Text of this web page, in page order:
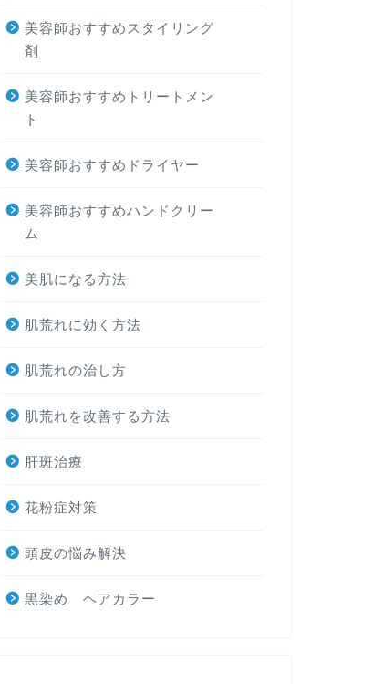
美容師おすすめスタイリング
剤
美容師おすすめトリートメン
ト
美容師おすすめドライヤー
美容師おすすめハンドクリー
ム
美肌になる方法
肌荒れに効く方法
肌荒れの治し方
肌荒れを改善する方法
肝斑治療
花粉症対策
頭皮の悩み解決
黒染め ヘアカラー